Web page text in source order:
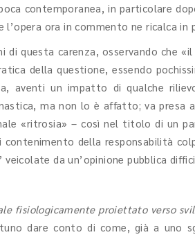
contemporanea, in particolare
ora in commento ne ricalca in
di questa carenza, osservando che
della questione, essendo
aventi un impatto di qualche
ma non lo è affatto; va
«ritrosia» – così nel titolo di un
della responsabilità
da un’opinione pubblica
fisiologicamente proiettato verso
dare conto di come, già a uno